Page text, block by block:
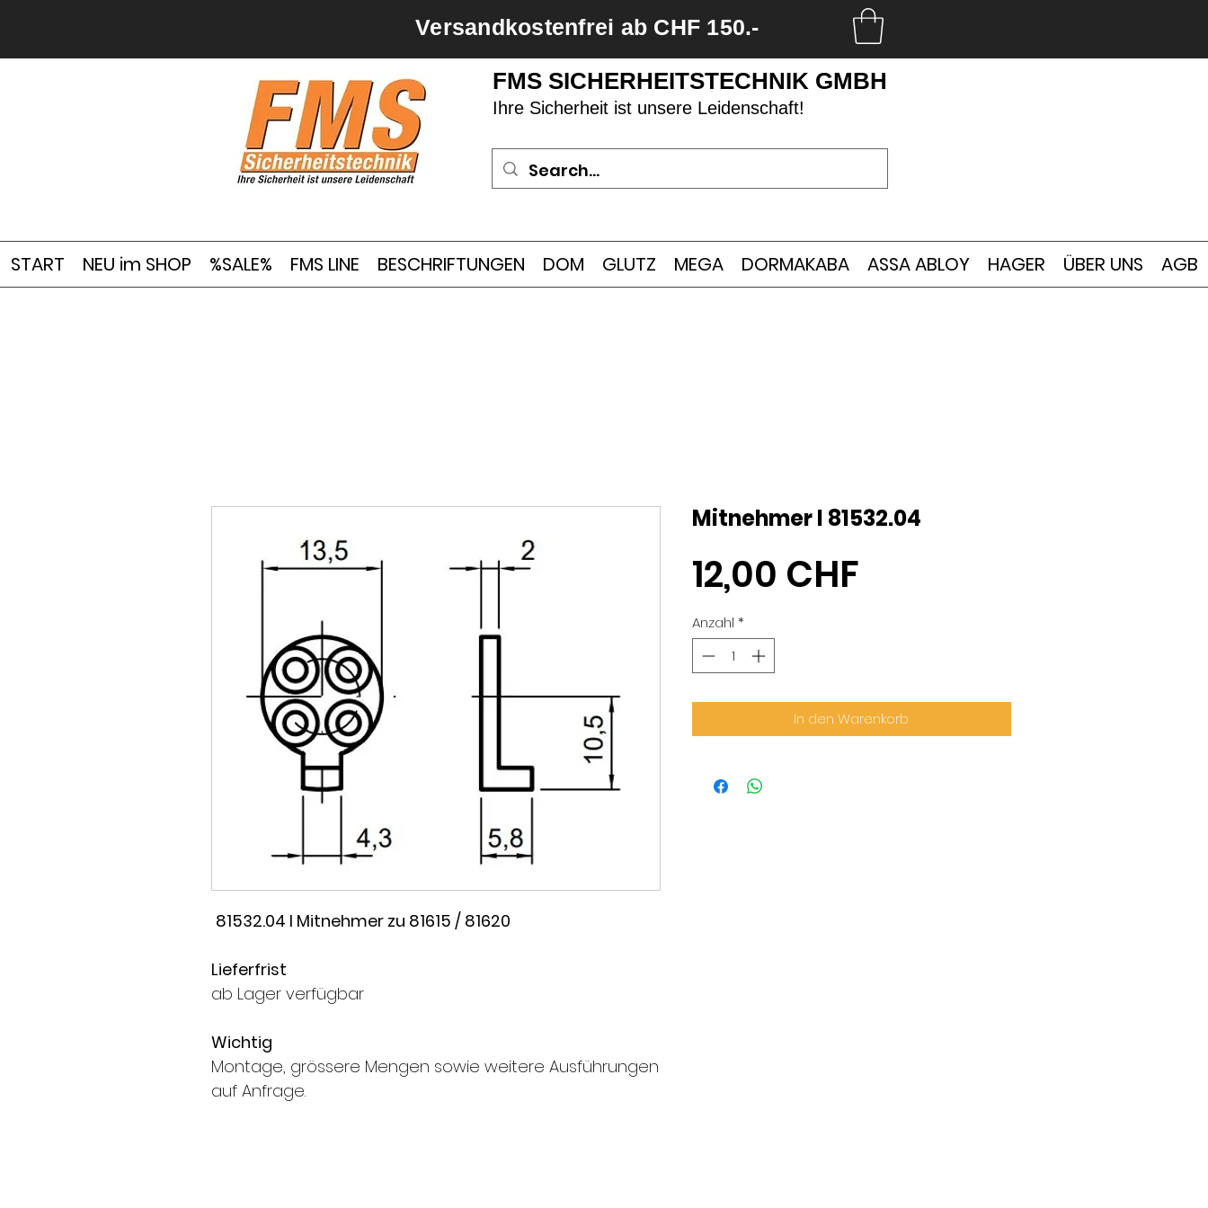
Versandkostenfrei ab CHF 150.-
FMS SICHERHEITSTECHNIK GMBH
Ihre Sicherheit ist unsere Leidenschaft!
START NEU im SHOP %SALE% FMS LINE BESCHRIFTUNGEN DOM GLUTZ MEGA DORMAKABA ASSA ABLOY HAGER ÜBER UNS AGB
81532.04 I Mitnehmer zu 81615 / 81620
Lieferfrist
ab Lager verfügbar
Wichtig
Montage, grössere Mengen sowie weitere Ausführungen
auf Anfrage.
Mitnehmer I 81532.04
12,00 CHFPreis
Anzahl *
In den Warenkorb